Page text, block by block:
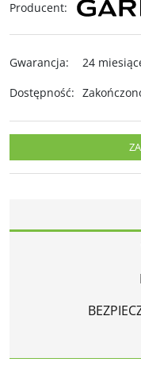
Producent:
Gwarancja:
24
Dostępność: